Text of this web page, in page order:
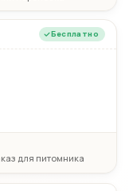
Бесплатно
для питомника